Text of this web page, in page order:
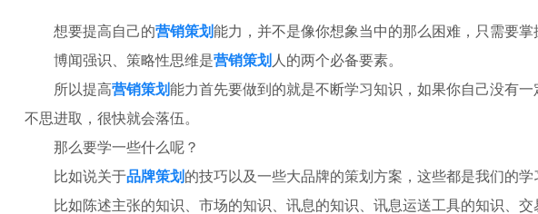
想要提高自己的营销策划能力，并不是像你想象当中的那么困难，只需要
博闻强识、策略性思维是营销策划 人的两个必备要素。
所以提高营销策划能力首先要做到的就是不断学习知识，如果你自己没有
不思进取，很快就会落伍。
那么要学一些什么呢？
比如说关于品牌策划 的技巧以及一些大品牌的策划方案，这些都是我们的学
比如陈述主张的知识、市场的知识、讯息的知识、讯息运送工具的知识、